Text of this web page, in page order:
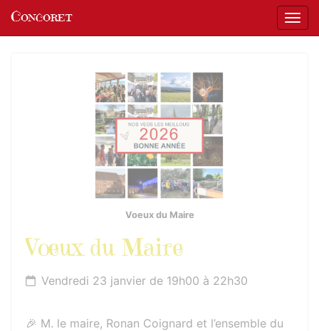
Concoret
Voeux du Maire
Vœux du Maire
Vendredi 23 janvier de 19h00 à 22h30
🎉 M. le maire, Ronan Coignard et l’ensemble du
Panneau de gestion des cookies